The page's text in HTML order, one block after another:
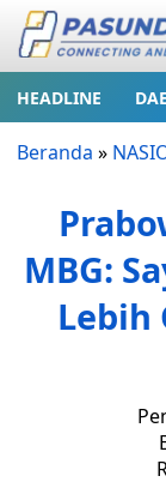
HEADLINE
Beranda »
MBG:
Lebih